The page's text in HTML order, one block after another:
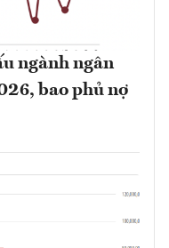
ngành ngân
bao phủ nợ